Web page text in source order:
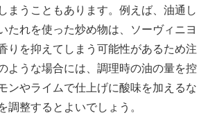
まうこともあります。例えば、油通し
たれを使った炒め物は、ソーヴィニヨ
りを抑えてしまう可能性があるため注
ような場合には、調理時の油の量を控
ンやライムで仕上げに酸味を加えるな
調整するとよいでしょう。